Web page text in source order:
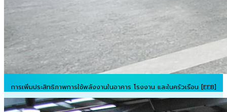
การเพิ่มประสิทธิภาพการใช้พลังงานในอาคาร โรงงาน และในครัวเรือน [EEB]